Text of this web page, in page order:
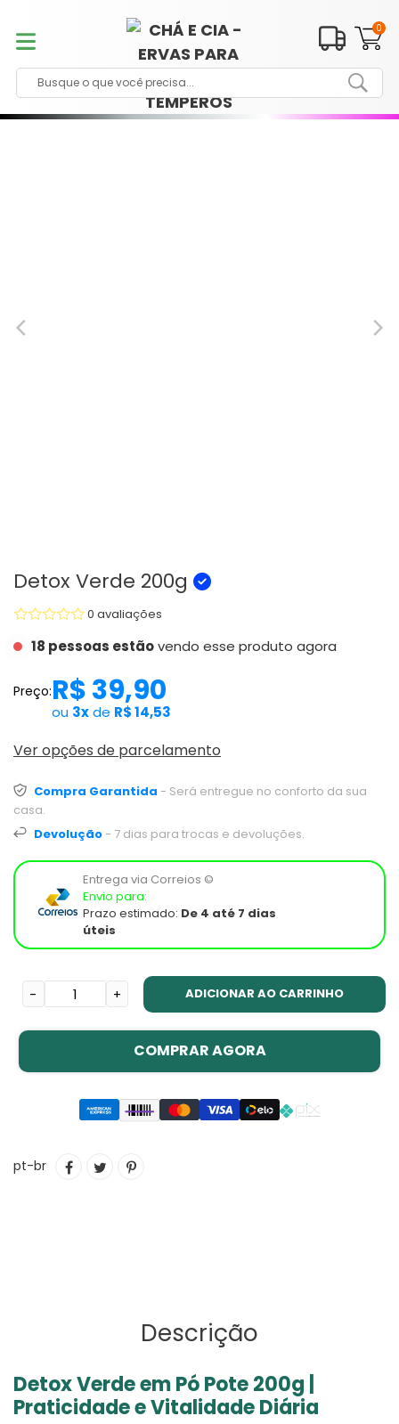
para
conteúdo
0
Detox Verde 200g
0 avaliações
18 pessoas estãovendo esse produto agora
Preço:R$ 39,90
ou 3xde R$ 14,53
Ver opções de parcelamento
Compra Garantida - Será entregue no conforto da sua
casa.
Devolução - 7 dias para trocas e devoluções.
Entrega via Correios ©
Envio para:
Prazo estimado: De 4 até 7 dias
úteis
- + ADICIONAR AO CARRINHO
COMPRAR AGORA
o
pt-br
COMPARTILHAR
TUITARINCLUIR
Descrição
Detox Verde em Pó Pote 200g |
Praticidade e Vitalidade Diária